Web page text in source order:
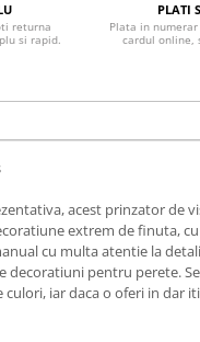
returna
si rapid.
PLATI
Plata in
cardul online,
acest prinzator de
extrem de finuta,
cu multa atentie la
decoratiuni pentru perete.
culori, iar daca o oferi in dar